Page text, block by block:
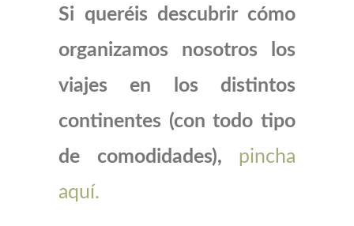
Si queréis descubrir cómo
organizamos nosotros los
viajes en los distintos
continentes (con todo tipo
de comodidades),
pincha
aquí.